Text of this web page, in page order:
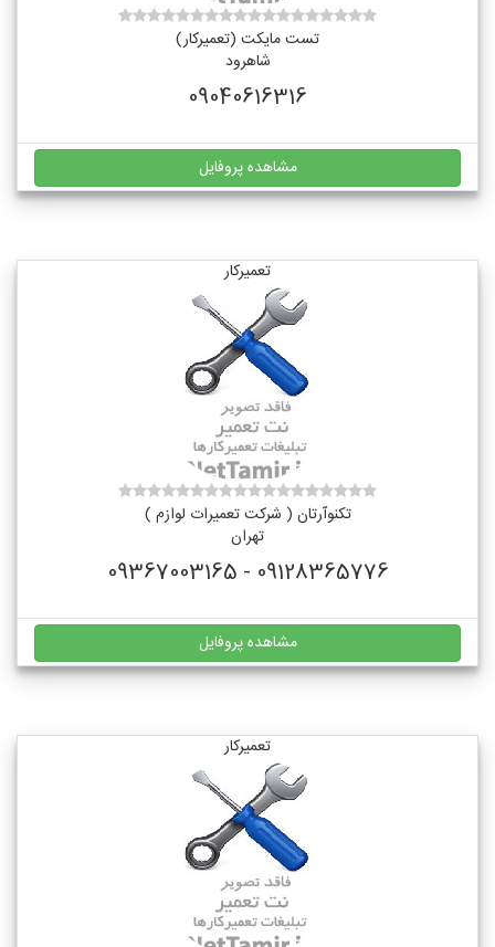
تست مایکت (تعمیرکار)
شاهرود
09040616316
مشاهده پروفایل
تعمیرکار
تکنوآرتان ( شرکت تعمیرات لوازم )
تهران
09128365776 - 09367003165
مشاهده پروفایل
تعمیرکار